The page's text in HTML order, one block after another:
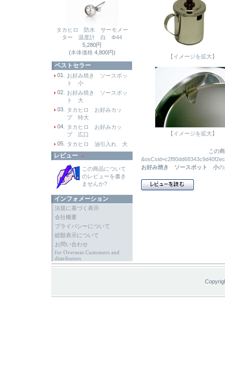
タカヒロ 防水 サーモメー
ター 温度計 白 Φ44
5,280円
(本体価格4,800円)
ベストセラー
01.
お好み焼き ソースポッ
ト 小
02.
お好み焼き ソースポッ
ト 大
03.
タカヒロ お好みカッ
プ 特大
04.
タカヒロ お好みカッ
プ 広口
05.
タカヒロ 油引入れ 大
レビュー
この商品について
のレビューを書き
ませんか?
インフォメーション
法規に基づく表示
会社概要
プライバシーについて
総額表示について
お問い合わせ
for Overseas Customers and
distributors
【イメージを拡大】
【イメージを拡大】
この
お好み焼き ソースポット 小の